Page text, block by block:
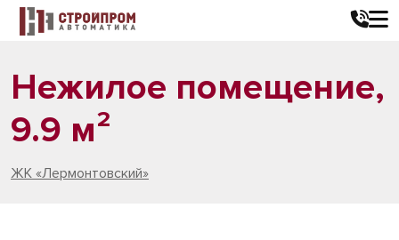
Нежилое помещение,
9.9 м²
ЖК «Лермонтовский»